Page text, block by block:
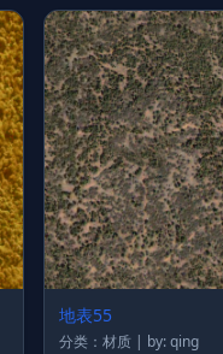
地表55
分类：材质 | by: qing